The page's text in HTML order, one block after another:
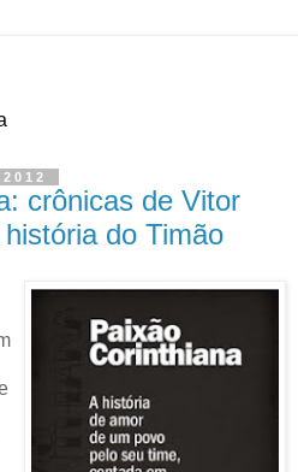
crônicas de Vitor
do Timão